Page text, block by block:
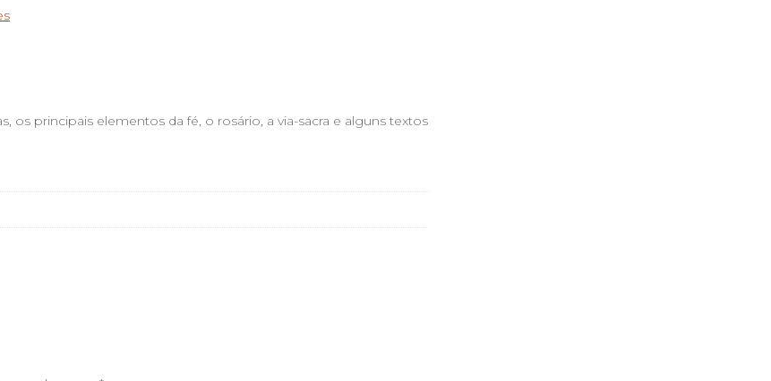
os principais elementos da fé, o rosário, a via-sacra e alguns textos